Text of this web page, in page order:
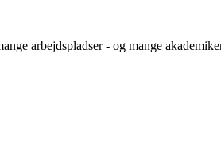
arbejdspladser - og mange